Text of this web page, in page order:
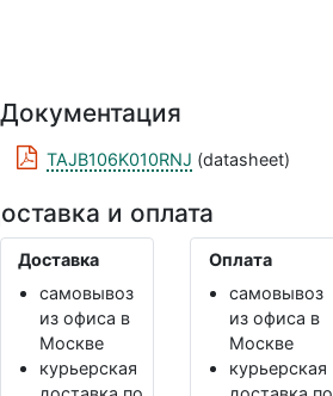
Документация
TAJB106K010RNJ (datasheet)
и оплата
Доставка
самовывоз
из офиса в
Москве
курьерская
Оплата
самовывоз
из офиса в
Москве
курьерская